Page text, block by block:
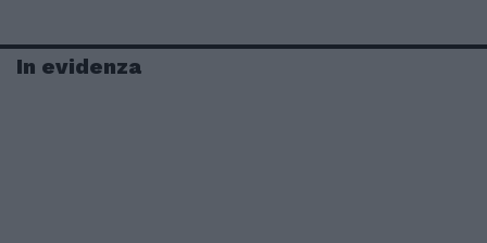
In evidenza